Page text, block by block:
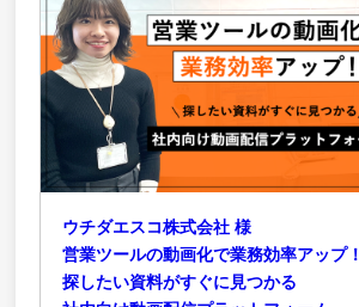
ウチダエスコ株式会社 様
営業ツールの動画化で業務効率アップ！
探したい資料がすぐに見つかる